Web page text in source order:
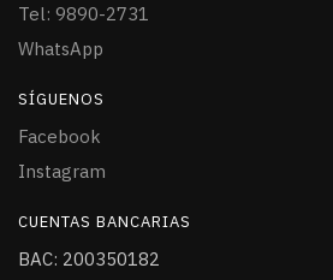
Tel: 9890-2731
WhatsApp
SÍGUENOS
Facebook
Instagram
CUENTAS BANCARIAS
BAC: 200350182